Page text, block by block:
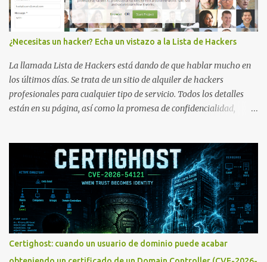
¿Necesitas un hacker? Echa un vistazo a la Lista de Hackers
La llamada Lista de Hackers está dando de que hablar mucho en
los últimos días. Se trata de un sitio de alquiler de hackers
profesionales para cualquier tipo de servicio. Todos los detalles
están en su página, así como la promesa de confidencialidad,
contratados desde la plataforma. En el sitio se asegura de que
Lista de Hackers, con identidades desconocidas, fue creada para un
"uso legal y ético", y sin embargo existen propuestas de dudosa
ética como para entrar en cuentas de Gmail o WhatsApp,
comprometer bases de datos o cambiar notas de cursos. La Lista
de Hackers, que atrajo la atención mundial después de un informe
publicado en The New York Times, trabaja al estilo "llave en
mano". El cliente presenta la propuesta, recibe ofertas para prestar
Certighost: cuando un usuario de dominio puede acabar